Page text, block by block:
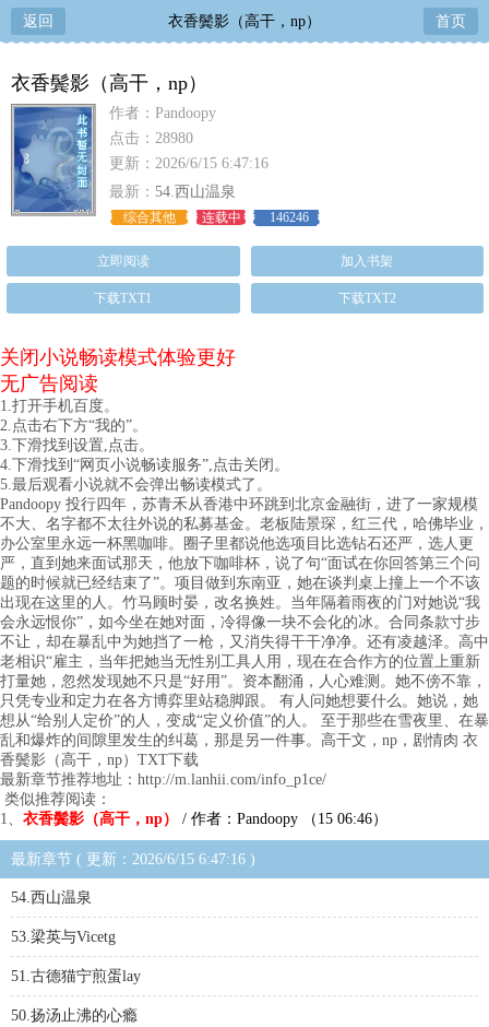
返回 衣香鬓影（高干，np） 首页
衣香鬓影（高干，np）
作者：Pandoopy
点击：28980
更新：2026/6/15 6:47:16
最新： 54.西山温泉
综合其他 连载中 146246
立即阅读 加入书架
下载TXT1 下载TXT2
关闭小说畅读模式体验更好
无广告阅读
1.打开手机百度。
2.点击右下方“我的”。
3.下滑找到设置,点击。
4.下滑找到“网页小说畅读服务”,点击关闭。
5.最后观看小说就不会弹出畅读模式了。
Pandoopy 投行四年，苏青禾从香港中环跳到北京金融街，进了一家规模
不大、名字都不太往外说的私募基金。老板陆景琛，红三代，哈佛毕业，
办公室里永远一杯黑咖啡。圈子里都说他选项目比选钻石还严，选人更
严，直到她来面试那天，他放下咖啡杯，说了句“面试在你回答第三个问
题的时候就已经结束了”。项目做到东南亚，她在谈判桌上撞上一个不该
出现在这里的人。竹马顾时晏，改名换姓。当年隔着雨夜的门对她说“我
会永远恨你”，如今坐在她对面，冷得像一块不会化的冰。合同条款寸步
不让，却在暴乱中为她挡了一枪，又消失得干干净净。还有凌越泽。高中
老相识“雇主，当年把她当无性别工具人用，现在在合作方的位置上重新
打量她，忽然发现她不只是“好用”。资本翻涌，人心难测。她不傍不靠，
只凭专业和定力在各方博弈里站稳脚跟。 有人问她想要什么。她说，她
想从“给别人定价”的人，变成“定义价值”的人。 至于那些在雪夜里、在暴
乱和爆炸的间隙里发生的纠葛，那是另一件事。高干文，np，剧情肉 衣
香鬓影（高干，np）TXT下载
最新章节推荐地址：http://m.lanhii.com/info_p1ce/
类似推荐阅读：
1、 衣香鬓影（高干，np） / 作者：Pandoopy （15 06:46）
最新章节 ( 更新：2026/6/15 6:47:16 )
54.西山温泉
53.梁英与Vicetg
51.古德猫宁煎蛋lay
50.扬汤止沸的心瘾